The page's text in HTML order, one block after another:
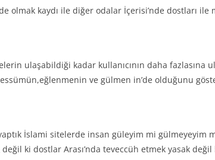
olmak kaydı ile diğer odalar İçerisi’nde dostları
ulaşabildiği kadar kullanıcının daha fazlasına
ve gülmen in’de olduğunu
İslami sitelerde insan güleyim mi gülmeyeyim
ki dostlar Arası’nda teveccüh etmek yasak değil